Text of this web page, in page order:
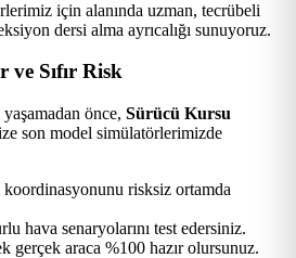
için alanında uzman, tecrübeli
dersi alma ayrıcalığı sunuyoruz.
ve Sıfır Risk
önce, Sürücü Kursu
son model simülatörlerimizde
risksiz ortamda
hava senaryolarını test edersiniz.
gerçek araca %100 hazır olursunuz.